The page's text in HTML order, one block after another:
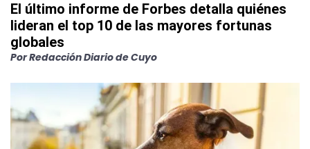
El último informe de Forbes detalla quiénes
lideran el top 10 de las mayores fortunas
globales
PorRedacción Diario de Cuyo